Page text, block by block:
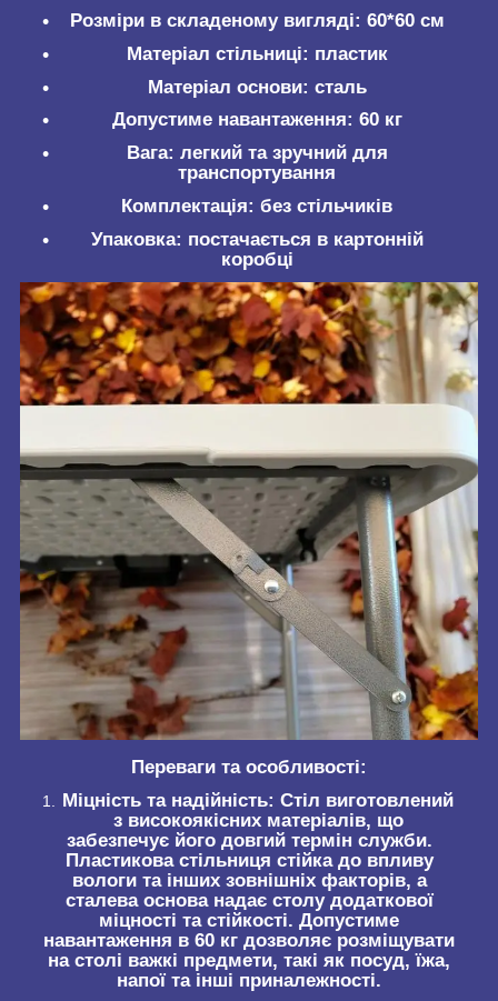
Розміри в складеному вигляді: 60*60 см
Матеріал стільниці: пластик
Матеріал основи: сталь
Допустиме навантаження: 60 кг
Вага: легкий та зручний для
транспортування
Комплектація: без стільчиків
Упаковка: постачається в картонній
коробці
Переваги та особливості:
Міцність та надійність: Стіл виготовлений
з високоякісних матеріалів, що
забезпечує його довгий термін служби.
Пластикова стільниця стійка до впливу
вологи та інших зовнішніх факторів, а
сталева основа надає столу додаткової
міцності та стійкості. Допустиме
навантаження в 60 кг дозволяє розміщувати
на столі важкі предмети, такі як посуд, їжа,
напої та інші приналежності.